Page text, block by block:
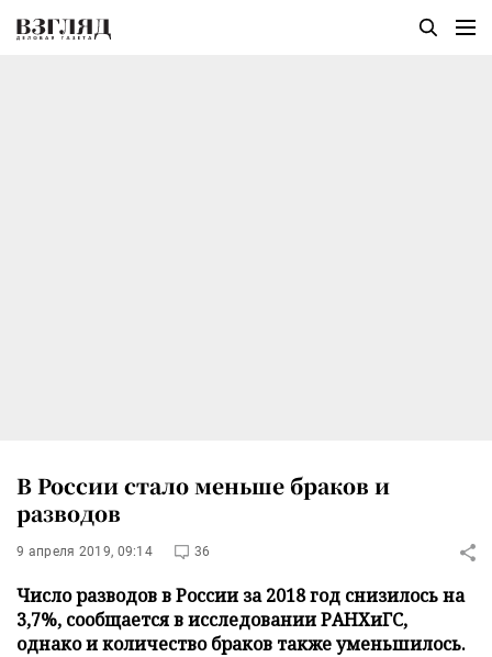
В России стало меньше браков и
разводов
9 апреля 2019, 09:14 36
Число разводов в России за 2018 год снизилось на
3,7%, сообщается в исследовании РАНХиГС,
однако и количество браков также уменьшилось.